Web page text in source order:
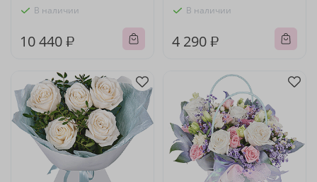
В наличии
10 440 ₽
В наличии
4 290 ₽